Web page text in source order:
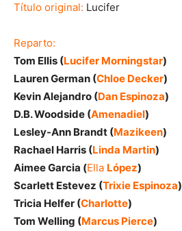
Título original: Lucifer
Reparto:
Tom Ellis (Lucifer Morningstar)
Lauren German (Chloe Decker)
Kevin Alejandro (Dan Espinoza)
D.B. Woodside (Amenadiel)
Lesley-Ann Brandt (Mazikeen)
Rachael Harris (Linda Martin)
Aimee Garcia (Ella López)
Scarlett Estevez (Trixie Espinoza)
Tricia Helfer (Charlotte)
Tom Welling (Marcus Pierce)